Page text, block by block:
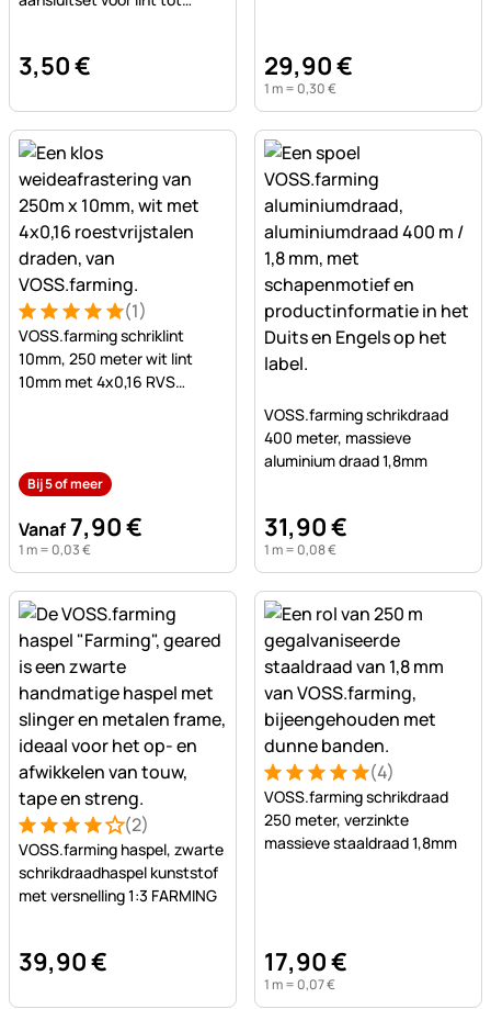
3,50€ 29,90€
1 m = 0,30€
Beoordeling: 5 van 5 (1 beoordelingen)
1 Bewertung (1)
VOSS.farming schriklint
10mm, 250 meter wit lint
10mm met 4x0,16 RVS
Bij 5 of meer
Vanaf7,90€
1 m = 0,03€
VOSS.farming schrikdraad
400 meter, massieve
aluminium draad 1,8mm
31,90€
1 m = 0,08€
Beoordeling: 4 van 5 (2 beoordelingen)
2 Bewertungen
(2)
VOSS.farming haspel, zwarte
schrikdraadhaspel kunststof
met versnelling 1:3 FARMING
39,90€
Beoordeling: 5 van 5 (4
4 Bewertungen
(4)
VOSS.farming schrikdraad
250 meter, verzinkte
massieve staaldraad 1,8mm
17,90€
1 m = 0,07€